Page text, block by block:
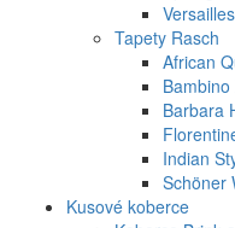
Tapety Rasch
African
Barbara
Indian
Schöner
Kusové koberce